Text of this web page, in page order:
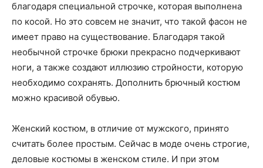
благодаря специальной строчке, которая выполнена
по косой. Но это совсем не значит, что такой фасон не
имеет право на существование. Благодаря такой
необычной строчке брюки прекрасно подчеркивают
ноги, а также создают иллюзию стройности, которую
необходимо сохранять. Дополнить брючный костюм
можно красивой обувью.
Женский костюм, в отличие от мужского, принято
считать более простым. Сейчас в моде очень строгие,
деловые костюмы в женском стиле. И при этом